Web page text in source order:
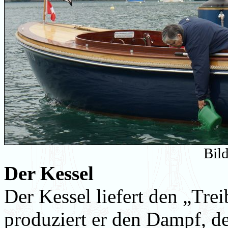
Der Kessel
Der Kessel liefert den
produziert er den Dampf,